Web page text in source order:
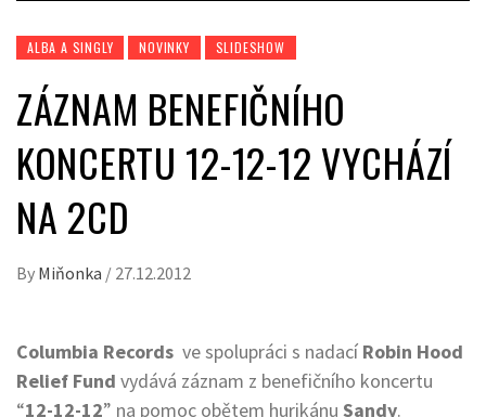
ALBA A SINGLY NOVINKY SLIDESHOW
ZÁZNAM BENEFIČNÍHO
KONCERTU 12-12-12 VYCHÁZÍ
NA 2CD
By Miňonka / 27.12.2012
Columbia Records ve spolupráci s nadací Robin Hood
Relief Fund vydává záznam z benefičního koncertu
“12-12-12” na pomoc obětem hurikánu Sandy.